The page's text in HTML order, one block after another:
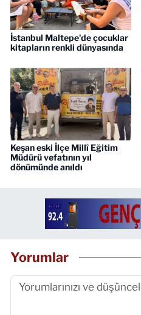
İstanbul Maltepe'de çocuklar
kitapların renkli dünyasında
Keşan eski İlçe Millî Eğitim
Müdürü vefatının yıl
dönümünde anıldı
Yorumlar